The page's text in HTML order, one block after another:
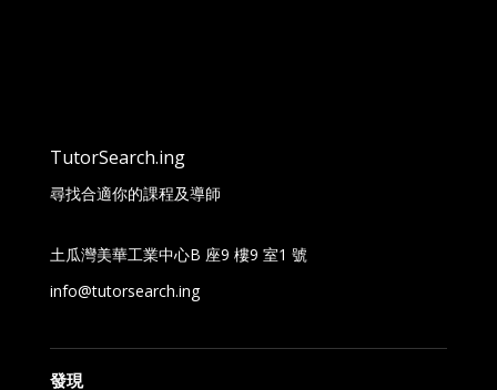
TutorSearch.ing
尋找合適你的課程及導師
土瓜灣美華工業中心B 座9 樓9 室1 號
info@tutorsearch.ing
發現